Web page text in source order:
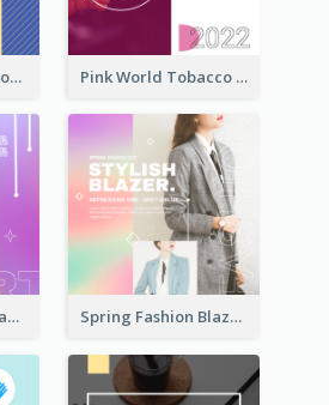
Strip Pattern Memorial Day Instagram Post Pink World Tobacco Day Instagram Post
Esport Recruit Instagram Post Spring Fashion Blazer Instagram Post